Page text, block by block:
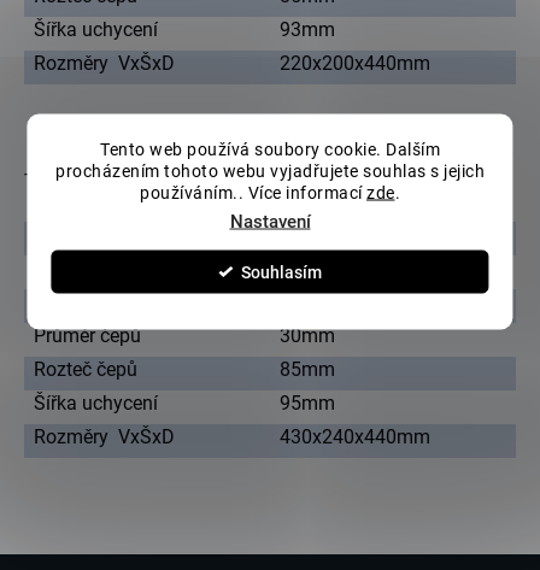
Tento web používá soubory cookie. Dalším
procházením tohoto webu vyjadřujete souhlas s jejich
používáním.. Více informacízde.
Nastavení
Souhlasím
Šířka uchycení
93mm
Rozměry VxŠxD
220x200x440mm
Technická specifikace lžíce 2.0 - 2.6 tuny
200mm
15kg
Objem lžíce
0.013m3
Průměr čepů
30mm
Rozteč čepů
85mm
Šířka uchycení
95mm
Rozměry VxŠxD
430x240x440mm